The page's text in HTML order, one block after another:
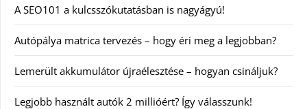
A SEO101 a kulcsszókutatásban is nagyágyú!
Autópálya matrica tervezés – hogy éri meg a legjobban?
Lemerült akkumulátor újraélesztése – hogyan csináljuk?
Legjobb használt autók 2 millióért? Így válasszunk!